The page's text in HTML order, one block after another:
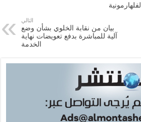
التالي
بيان من نقابة الخلوي بشأن وضع
آلية للمباشرة بدفع تعويضات نهاية
الخدمة